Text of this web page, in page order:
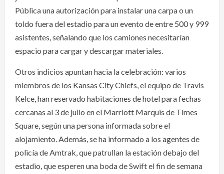
Pública una autorización para instalar una carpa o un
toldo fuera del estadio para un evento de entre 500 y 999
asistentes, señalando que los camiones necesitarían
espacio para cargar y descargar materiales.
Otros indicios apuntan hacia la celebración: varios
miembros de los Kansas City Chiefs, el equipo de Travis
Kelce, han reservado habitaciones de hotel para fechas
cercanas al 3 de julio en el Marriott Marquis de Times
Square, según una persona informada sobre el
alojamiento. Además, se ha informado a los agentes de
policía de Amtrak, que patrullan la estación debajo del
estadio, que esperen una boda de Swift el fin de semana